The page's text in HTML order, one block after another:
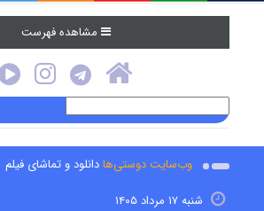
مشاهده فهرست
وب‌سایت دوستی‌هادانلود و تماشای فیلم
شنبه ۱۷ مرداد ۱۴۰۵